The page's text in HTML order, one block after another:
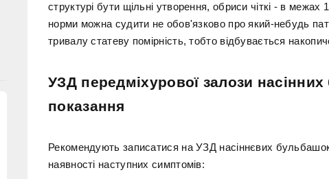
структурі бути щільні утворення, обриси чіткі - в
норми можна судити не обов'язково про який-небудь
тривалу статеву помірність, тобто відбувається
УЗД передміхурової залози
показання
Рекомендують записатися на УЗД насіннєвих
наявності наступних симптомів: